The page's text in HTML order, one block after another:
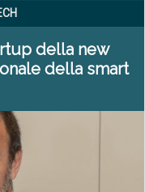
della new
della smart